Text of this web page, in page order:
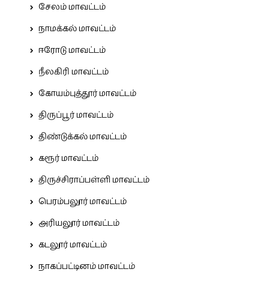
சேலம் மாவட்டம்
நாமக்கல் மாவட்டம்
ஈரோடு மாவட்டம்
நீலகிரி மாவட்டம்
கோயம்புத்தூர் மாவட்டம்
திருப்பூர் மாவட்டம்
திண்டுக்கல் மாவட்டம்
கரூர் மாவட்டம்
திருச்சிராப்பள்ளி மாவட்டம்
பெரம்பலூர் மாவட்டம்
அரியலூர் மாவட்டம்
கடலூர் மாவட்டம்
நாகப்பட்டினம் மாவட்டம்